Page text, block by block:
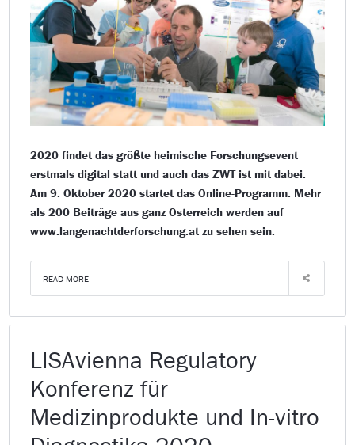
2020 findet das größte heimische Forschungsevent
erstmals digital statt und auch das ZWT ist mit dabei.
Am 9. Oktober 2020 startet das Online-Programm. Mehr
als 200 Beiträge aus ganz Österreich werden auf
www.langenachtderforschung.at zu sehen sein.
READ MORE
LISAvienna Regulatory
Konferenz für
Medizinprodukte und In-vitro